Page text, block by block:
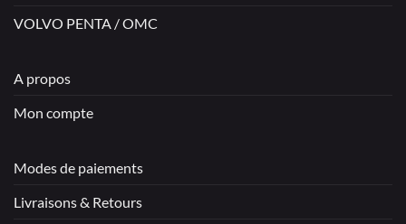
VOLVO PENTA / OMC
A propos
Mon compte
Modes de paiements
Livraisons & Retours